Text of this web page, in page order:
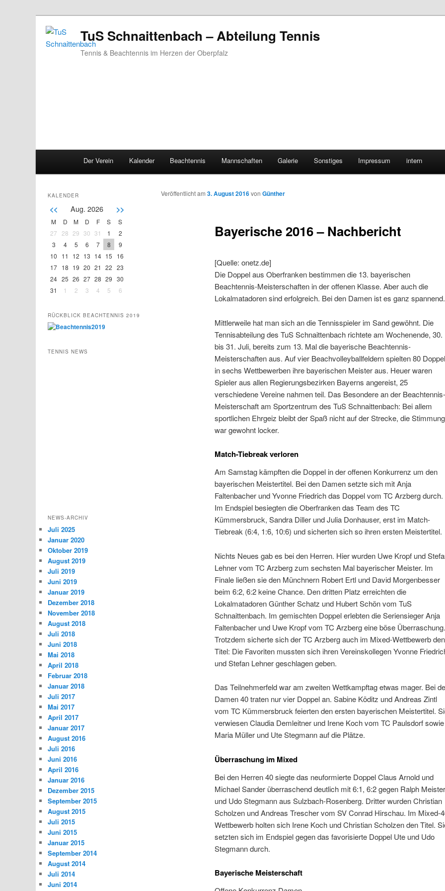
TuS Schnaittenbach – Abteilung Tennis
Tennis & Beachtennis im Herzen der Oberpfalz
Skip to primary content
Skip to secondary content
Der Verein Kalender Beachtennis Mannschaften Galerie Sonstiges Impressum intern
Bayerische 2016 – Nachbericht
Veröffentlicht am 3. August 2016von Günther
[Quelle: onetz.de]
Die Doppel aus Oberfranken bestimmen die 13. bayerischen
Beachtennis-Meisterschaften in der offenen Klasse. Aber auch die
Lokalmatadoren sind erfolgreich. Bei den Damen ist es ganz spannend.
Mittlerweile hat man sich an die Tennisspieler im Sand gewöhnt. Die
Tennisabteilung des TuS Schnaittenbach richtete am Wochenende, 30.
bis 31. Juli, bereits zum 13. Mal die bayerische Beachtennis-
Meisterschaften aus. Auf vier Beachvolleyballfeldern spielten 80 Doppel
in sechs Wettbewerben ihrebayerischen Meister aus. Heuer waren
Spieler aus allen Regierungsbezirken Bayerns angereist, 25
verschiedene Vereine nahmen teil. Das Besondere an der Beachtennis-
Meisterschaft am Sportzentrum des TuS Schnaittenbach: Bei allem
sportlichen Ehrgeiz bleibt der Spaß nicht auf der Strecke, die Stimmung
war gewohnt locker.
Match-Tiebreak verloren
Am Samstag kämpften die Doppel in der offenen Konkurrenz um den
bayerischen Meistertitel. Bei den Damen setzte sich mit Anja
Faltenbacher und Yvonne Friedrich das Doppel vom TC Arzberg durch.
Im Endspiel besiegten die Oberfranken das Team des TC
Kümmersbruck, Sandra Diller und Julia Donhauser, erst im Match-
Tiebreak (6:4, 1:6, 10:6) und sicherten sich so ihren ersten Meistertitel.
Nichts Neues gab es bei den Herren. Hier wurden Uwe Kropf und
Lehner vom TC Arzberg zum sechsten Mal bayerischer Meister. Im
Finale ließen sie den Münchnern Robert Ertl und David Morgenbesser
beim 6:2, 6:2 keine Chance. Den dritten Platz erreichten die
Lokalmatadoren Günther Schatz und Hubert Schön vom TuS
Schnaittenbach. Im gemischten Doppel erlebten die Seriensieger Anja
Faltenbacher und Uwe Kropf vom TC Arzberg eine böse Überraschung.
Trotzdem sicherte sich der TC Arzberg auch im Mixed-Wettbewerb den
Titel: Die Favoriten mussten sich ihren Vereinskollegen Yvonne
und Stefan Lehner geschlagen geben.
Das Teilnehmerfeld war am zweiten Wettkampftag etwas mager. Bei
Damen 40 traten nur vier Doppel an. Sabine Köditz und Andreas Zintl
vom TC Kümmersbruck feierten den ersten bayerischen Meistertitel.
verwiesen Claudia Demleitner und Irene Koch vom TC Paulsdorf sowie
Maria Müller und Ute Stegmann auf die Plätze.
Überraschung im Mixed
Bei den Herren 40 siegte das neuformierte Doppel Claus Arnold und
Michael Sander überraschend deutlich mit 6:1, 6:2 gegen Ralph Meister
und Udo Stegmann aus Sulzbach-Rosenberg. Dritter wurden Christian
Scholzen und Andreas Trescher vom SV Conrad Hirschau. Im Mixed-
Wettbewerb holten sich Irene Koch und Christian Scholzen den Titel.
setzten sich im Endspiel gegen das favorisierte Doppel Ute und Udo
Stegmann durch.
Bayerische Meisterschaft
KALENDER
<< Aug. 2026 >>
M D M D F S
S
27
28 29 30 31 1
2
3
4 5 6 7 8
9
10
11 12 13 14 15
16
17 18 19 20 21 22 23
24 25 26 27 28 29 30
31
1 2 3 4 5 6
RÜCKBLICK BEACHTENNIS 2019
TENNIS NEWS
NEWS-ARCHIV
Juli 2025
Januar 2020
Oktober 2019
August 2019
Juli 2019
Juni 2019
Januar 2019
Dezember 2018
November 2018
August 2018
Juli 2018
Juni 2018
Mai 2018
April 2018
Februar 2018
Januar 2018
Juli 2017
Mai 2017
April 2017
Januar 2017
August 2016
Juli 2016
Juni 2016
April 2016
Januar 2016
Dezember 2015
September 2015
August 2015
Juli 2015
Juni 2015
Januar 2015
September 2014
August 2014
Juli 2014
Juni 2014